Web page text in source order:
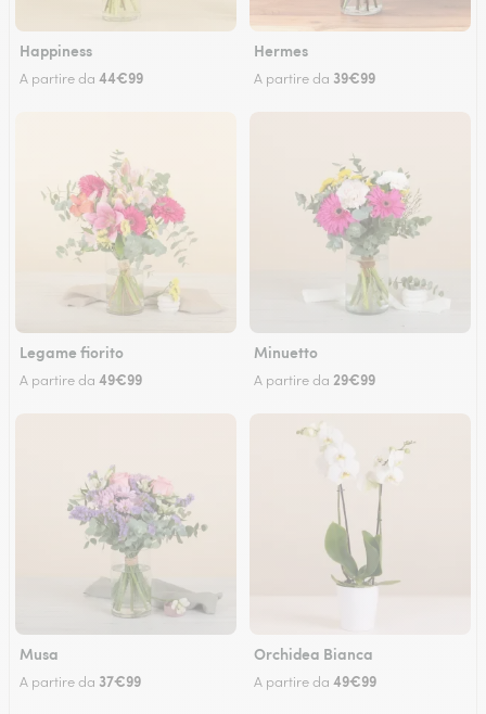
Happiness
A partire da 44€99
Hermes
A partire da 39€99
Legame fiorito
A partire da 49€99
Minuetto
A partire da 29€99
Musa
A partire da 37€99
Orchidea Bianca
A partire da 49€99